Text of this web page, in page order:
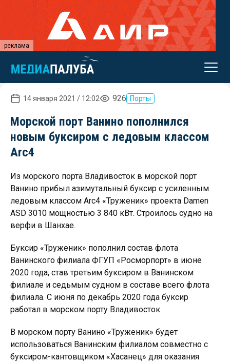
реклама
14 января 2021 / 12:02 926 Порты
Морской порт Ванино пополнился
новым буксиром с ледовым классом
Arc4
Из морского порта Владивосток в морской порт
Ванино прибыл азимутальный буксир с усиленным
ледовым классом Arc4 «Труженик» проекта Damen
ASD 3010 мощностью 3 840 кВт. Строилось судно на
верфи в Шанхае.
Буксир «Труженик» пополнил состав флота
Ванинского филиала ФГУП «Росморпорт» в июне
2020 года, став третьим буксиром в Ванинском
филиале и седьмым судном в составе всего флота
филиала. С июня по декабрь 2020 года буксир
работал в морском порту Владивосток.
В морском порту Ванино «Труженик» будет
использоваться Ванинским филиалом совместно с
буксиром-кантовщиком «Хасанец» для оказания